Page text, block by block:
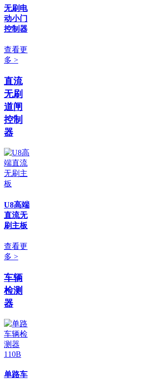
无刷电
动小门
控制器
查看更
多 >
直流
无刷
道闸
控制
器
U8高端
直流无
刷主板
查看更
多 >
车辆
检测
器
单路车